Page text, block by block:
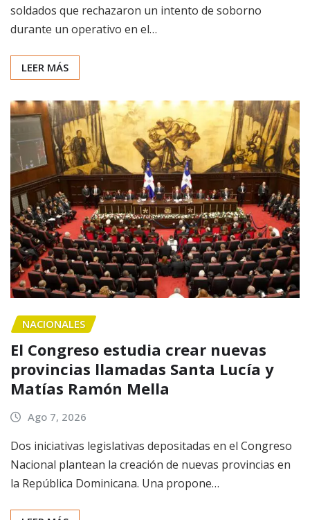
soldados que rechazaron un intento de soborno
durante un operativo en el…
LEER MÁS
NACIONALES
El Congreso estudia crear nuevas
provincias llamadas Santa Lucía y
Matías Ramón Mella
Ago 7, 2026
Dos iniciativas legislativas depositadas en el Congreso
Nacional plantean la creación de nuevas provincias en
la República Dominicana. Una propone…